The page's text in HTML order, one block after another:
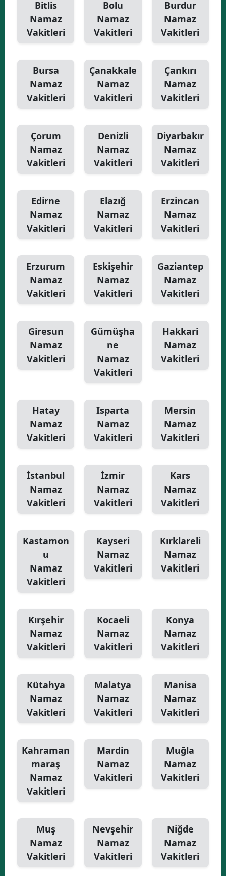
Bitlis
Namaz
Vakitleri
Bolu
Namaz
Vakitleri
Burdur
Namaz
Vakitleri
Bursa
Namaz
Vakitleri
Çanakkale
Namaz
Vakitleri
Çankırı
Namaz
Vakitleri
Çorum
Namaz
Vakitleri
Denizli
Namaz
Vakitleri
Diyarbakır
Namaz
Vakitleri
Edirne
Namaz
Vakitleri
Elazığ
Namaz
Vakitleri
Erzincan
Namaz
Vakitleri
Erzurum
Namaz
Vakitleri
Eskişehir
Namaz
Vakitleri
Gaziantep
Namaz
Vakitleri
Giresun
Namaz
Vakitleri
Gümüşha
ne
Namaz
Vakitleri
Hakkari
Namaz
Vakitleri
Hatay
Namaz
Vakitleri
Isparta
Namaz
Vakitleri
Mersin
Namaz
Vakitleri
İstanbul
Namaz
Vakitleri
İzmir
Namaz
Vakitleri
Kars
Namaz
Vakitleri
Kastamon
u
Namaz
Vakitleri
Kayseri
Namaz
Vakitleri
Kırklareli
Namaz
Vakitleri
Kırşehir
Namaz
Vakitleri
Kocaeli
Namaz
Vakitleri
Konya
Namaz
Vakitleri
Kütahya
Namaz
Vakitleri
Malatya
Namaz
Vakitleri
Manisa
Namaz
Vakitleri
Kahraman
maraş
Namaz
Vakitleri
Mardin
Namaz
Vakitleri
Muğla
Namaz
Vakitleri
Muş
Namaz
Vakitleri
Nevşehir
Namaz
Vakitleri
Niğde
Namaz
Vakitleri